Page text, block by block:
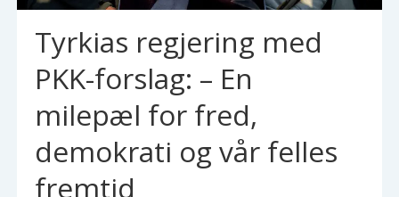
Tyrkias regjering med
PKK-forslag: – En
milepæl for fred,
demokrati og vår felles
fremtid